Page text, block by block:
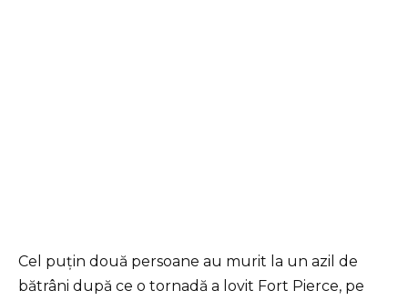
Cel puțin două persoane au murit la un azil de
bătrâni după ce o tornadă a lovit Fort Pierce, pe